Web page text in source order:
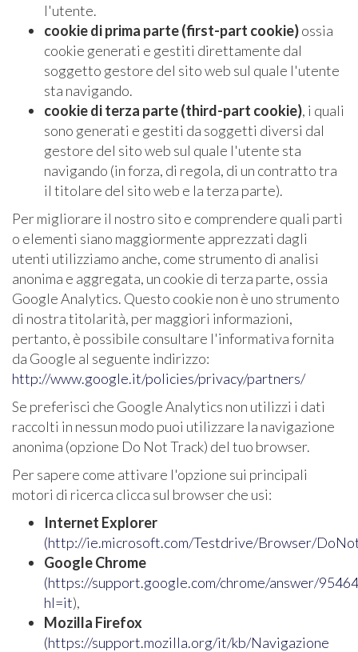
l'utente.
cookie di prima parte (first-part cookie)ossia
cookie generati e gestiti direttamente dal
soggetto gestore del sito web sul quale l'utente
sta navigando.
cookie di terza parte (third-part cookie), i quali
sono generati e gestiti da soggetti diversi dal
gestore del sito web sul quale l'utente sta
navigando (in forza, di regola, di un contratto tra
il titolare del sito web e la terza parte).
Per migliorare il nostro sito e comprendere quali parti
o elementi siano maggiormente apprezzati dagli
utenti utilizziamo anche, come strumento di analisi
anonima e aggregata, un cookie di terza parte, ossia
Google Analytics. Questo cookie non è uno strumento
di nostra titolarità, per maggiori informazioni,
pertanto, è possibile consultare l'informativa fornita
da Google al seguente indirizzo:
http://www.google.it/policies/privacy/partners/
Se preferisci che Google Analytics non utilizzi i dati
raccolti in nessun modo puoi utilizzare la navigazione
anonima (opzione Do Not Track) del tuo browser.
Per sapere come attivare l'opzione sui principali
motori di ricerca clicca sul browser che usi:
Internet Explorer
(http://ie.microsoft.com/Testdrive/Browser/
Google Chrome
(https://support.google.com/chrome/answer/
hl=it),
Mozilla Firefox
(https://support.mozilla.org/it/kb/Navigazione